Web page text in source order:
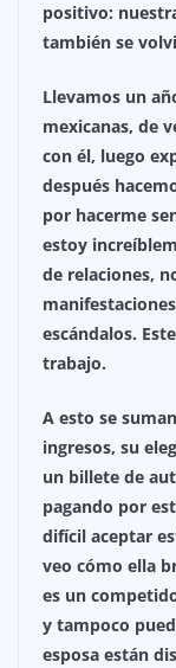
positivo:
también se
Llevamos un
mexicanas, de
con él, luego
después
por hacerme
estoy
de relaciones,
escándalos.
trabajo.
A esto se
ingresos, su
un billete de
pagando por
difícil aceptar
veo cómo ella
es un
y tampoco
esposa están